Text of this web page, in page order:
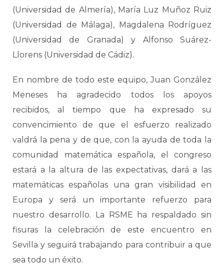
(Universidad de Almería), María Luz Muñoz Ruiz
(Universidad de Málaga), Magdalena Rodríguez
(Universidad de Granada) y Alfonso Suárez-
Llorens (Universidad de Cádiz).
En nombre de todo este equipo, Juan González
Meneses ha agradecido todos los apoyos
recibidos, al tiempo que ha expresado su
convencimiento de que el esfuerzo realizado
valdrá la pena y de que, con la ayuda de toda la
comunidad matemática española, el congreso
estará a la altura de las expectativas, dará a las
matemáticas españolas una gran visibilidad en
Europa y será un importante refuerzo para
nuestro desarrollo. La RSME ha respaldado sin
fisuras la celebración de este encuentro en
Sevilla y seguirá trabajando para contribuir a que
sea todo un éxito.